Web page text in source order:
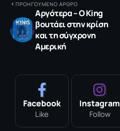
ΠΡΟΗΓΟΥΜΕΝΟ ΑΡΘΡΟ
Αργότερα – O Κing
βουτάει στην κρίση
και τη σύγχρονη
Αμερική
Facebook
Like
Instagram
Follow